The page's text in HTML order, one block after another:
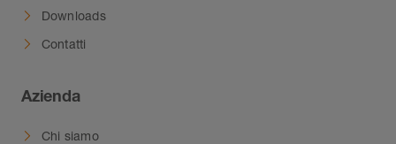
Downloads
Contatti
Azienda
Chi siamo